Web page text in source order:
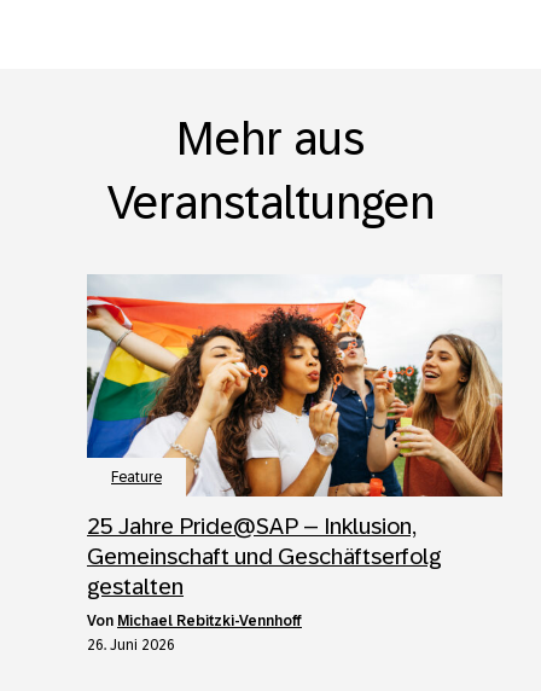
Mehr aus
Veranstaltungen
Feature
25 Jahre Pride@SAP – Inklusion,
Gemeinschaft und Geschäftserfolg
gestalten
von Michael Rebitzki-Vennhoff
26. Juni 2026